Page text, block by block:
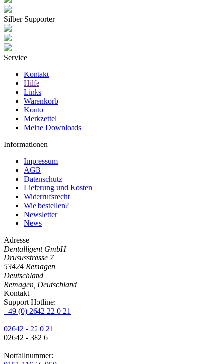
Silber Supporter
Service
Kontakt
Hilfe
Links
Warenkorb
Konto
Merkzettel
Meine Downloads
Informationen
Impressum
AGB
Datenschutz
Lieferung und Kosten
Widerrufsrecht
Wie bestellen?
Newsletter
News
Adresse
Dentalligent GmbH
Drususstrasse 7
53424 Remagen
Deutschland
Remagen, Deutschland
Kontakt
Support Hotline:
+49 (0) 2642 22 0 21
02642 - 22 0 21
02642 - 382 6
Notfallnummer: